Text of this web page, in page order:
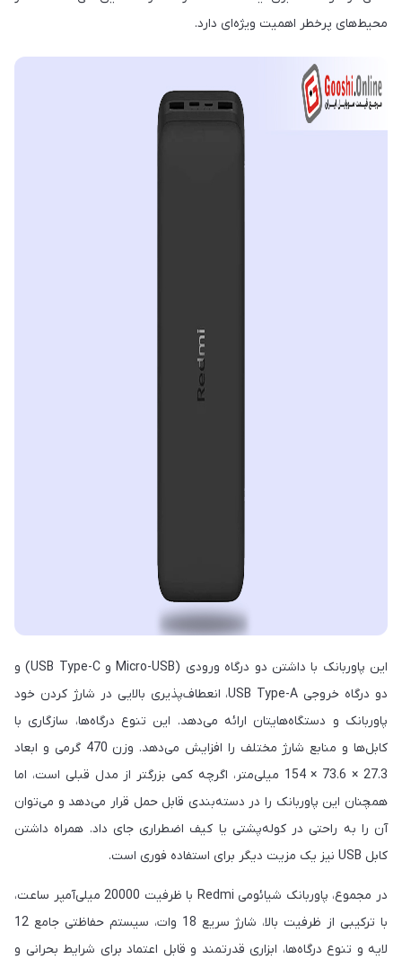
محیط‌های پرخطر اهمیت ویژه‌ای دارد.
این پاوربانک با داشتن دو درگاه ورودی (Micro-USB و USB Type-C) و
دو درگاه خروجی USB Type-A، انعطاف‌پذیری بالایی در شارژ کردن خود
پاوربانک و دستگاه‌هایتان ارائه می‌دهد. این تنوع درگاه‌ها، سازگاری با
کابل‌ها و منابع شارژ مختلف را افزایش می‌دهد. وزن 470 گرمی و ابعاد
27.3 × 73.6 × 154 میلی‌متر، اگرچه کمی بزرگتر از مدل قبلی است، اما
همچنان این پاوربانک را در دسته‌بندی قابل حمل قرار می‌دهد و می‌توان
آن را به راحتی در کوله‌پشتی یا کیف اضطراری جای داد. همراه داشتن
کابل USB نیز یک مزیت دیگر برای استفاده فوری است.
در مجموع، پاوربانک شیائومی Redmi با ظرفیت 20000 میلی‌آمپر ساعت،
با ترکیبی از ظرفیت بالا، شارژ سریع 18 وات، سیستم حفاظتی جامع 12
لایه و تنوع درگاه‌ها، ابزاری قدرتمند و قابل اعتماد برای شرایط بحرانی و